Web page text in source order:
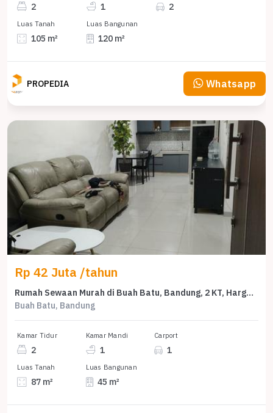
2 1 2
Luas Tanah
105 m²
Luas Bangunan
120 m²
PROPEDIA Whatsapp
Rp 42 Juta /tahun
Rumah Sewaan Murah di Buah Batu, Bandung, 2 KT, Harga 42 Juta /tahun
Buah Batu, Bandung
Kamar Tidur
2
Kamar Mandi
1
Carport
1
Luas Tanah
87 m²
Luas Bangunan
45 m²